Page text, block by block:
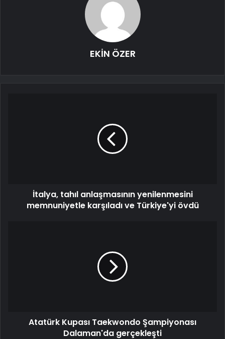
EKİN ÖZER
İtalya, tahıl anlaşmasının yenilenmesini
memnuniyetle karşıladı ve Türkiye'yi övdü
Atatürk Kupası Taekwondo Şampiyonası
Dalaman'da gerçekleşti